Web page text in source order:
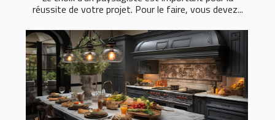
réussite de votre projet. Pour le faire, vous devez...